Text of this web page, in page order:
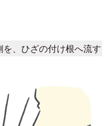
、ひざの付け根へ流す